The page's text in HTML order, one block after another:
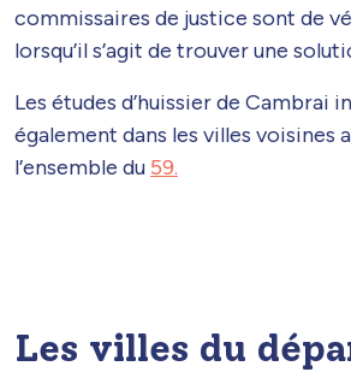
commissaires de justice sont de
lorsqu’il s’agit de trouver une
Les études d’huissier de Cambrai
également dans les villes voisines
l’ensemble du 59.
Les villes du